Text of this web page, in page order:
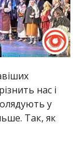
нас і
у
Так, як